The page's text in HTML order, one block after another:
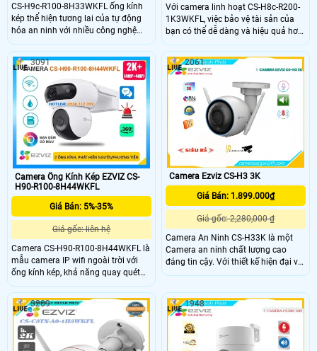
CS-H9c-R100-8H33WKFL ống kính
kép thể hiện tương lai của tự động
hóa an ninh với nhiều công nghệ
độc đáo. Hai camera của CS-H9c-
R100-8H33WKFL hoạt động liên kết
với nhau để bảo vệ các khu vực rộng
lớn, và đạt được hiệu quả tương
đương với hệ thống nhiều camera.
Với camera linh hoạt CS-H8c-R200-
1K3WKFL, việc bảo vệ tài sản của
bạn có thể dễ dàng và hiệu quả hơn
bao giờ hết. Từ ban ngày đến ban
đêm, bạn có thể tận hưởng góc nhìn
rõ ràng và toàn diện của không gian
ngoại vi của mình - cho dù đó là nhà
của bạn hay doanh nghiệp của bạn
- với hình ảnh 2K và phạm vi 360°
Camera Ống Kính Kép EZVIZ CS-
H90-R100-8H44WKFL
Giá Bán: 5%-35%
Giá gốc: liên hệ
Camera CS-H90-R100-8H44WKFL là
mẫu camera IP wifi ngoài trời với
ống kính kép, khả năng quay quét
360 độ, cho hình ảnh sắc nét với độ
phân giải 2K+ và tầm nhìn hồng
ngoại lên đến 30m, hỗ trợ xem màu
ban đêm. Thiết bị tích hợp chức
năng đàm thoại 2 chiều, cảnh báo
bằng đèn và còi hú, đạt chuẩn
3091
Camera Ezviz CS-H3 3K
Giá Bán: 1.899.000₫
Giá gốc: 2,280,000 ₫
Camera An Ninh CS-H33K là một
Camera an ninh chất lượng cao
đáng tin cậy. Với thiết kế hiện đại và
độ phân giải cao, camera giúp giám
góc độ. Đèn hồng ngoại thông minh
cho phép quan sát trong điều kiện
ánh sáng yếu và ban đêm
2061
3209 1948